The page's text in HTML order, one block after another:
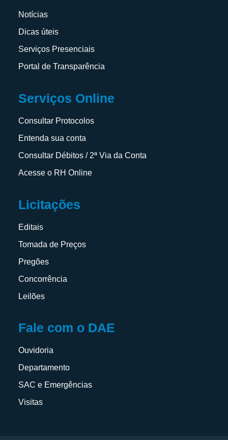
Notícias
Dicas úteis
Serviços Presenciais
Portal de Transparência
Serviços Online
Consultar Protocolos
Entenda sua conta
Consultar Débitos / 2ª Via da Conta
Acesse o RH Online
Licitações
Editais
Tomada de Preços
Pregões
Concorrência
Leilões
Fale com o DAE
Ouvidoria
Departamento
SAC e Emergências
Visitas